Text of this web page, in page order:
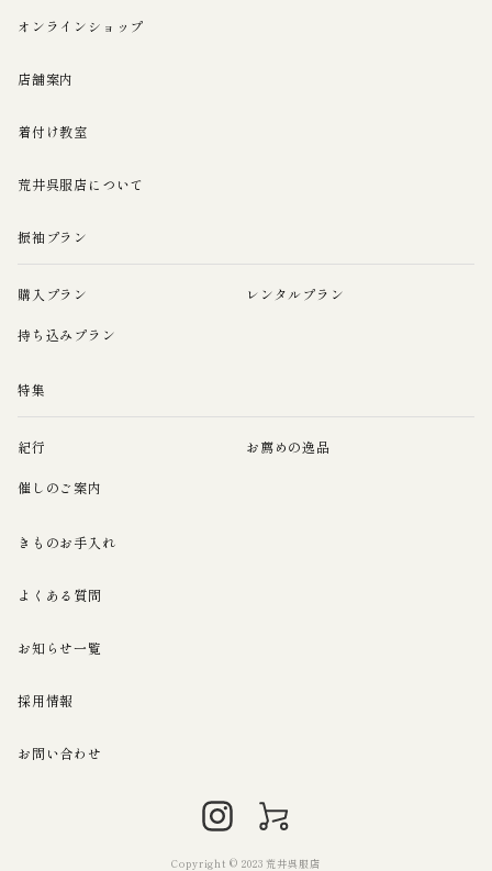
オンラインショップ
店舗案内
着付け教室
荒井呉服店について
振袖プラン
購入プラン レンタルプラン
持ち込みプラン
特集
紀行 お薦めの逸品
催しのご案内
きものお手入れ
よくある質問
お知らせ一覧
採用情報
お問い合わせ
Copyright © 2023 荒井呉服店